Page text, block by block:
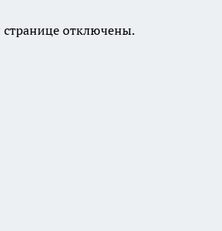
отключены.